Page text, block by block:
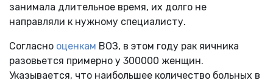
занимала длительное время, их долго не
направляли к нужному специалисту.
Согласно оценкам ВОЗ, в этом году рак яичника
разовьется примерно у 300000 женщин.
Указывается, что наибольшее количество больных в